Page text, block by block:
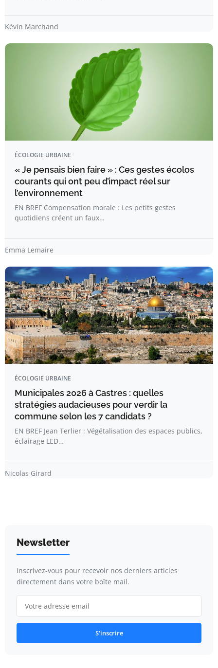
Kévin Marchand
ÉCOLOGIE URBAINE
« Je pensais bien faire » : Ces gestes écolos
courants qui ont peu d’impact réel sur
l’environnement
EN BREF Compensation morale : Les petits gestes
quotidiens créent un faux…
Emma Lemaire
ÉCOLOGIE URBAINE
Municipales 2026 à Castres : quelles
stratégies audacieuses pour verdir la
commune selon les 7 candidats ?
EN BREF Jean Terlier : Végétalisation des espaces publics,
éclairage LED…
Nicolas Girard
Newsletter
Inscrivez-vous pour recevoir nos derniers articles
directement dans votre boîte mail.
S'inscrire